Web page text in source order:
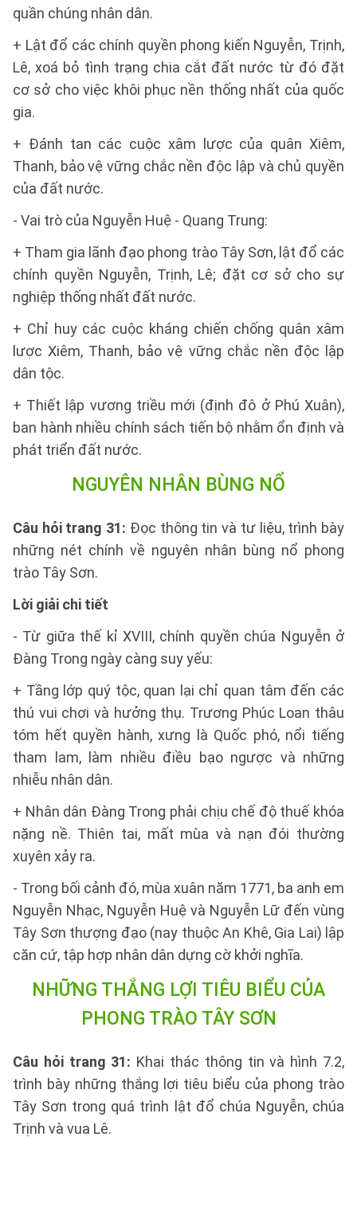
quần chúng nhân dân.
+ Lật đổ các chính quyền phong kiến Nguyễn, Trịnh,
Lê, xoá bỏ tình trạng chia cắt đất nước từ đó đặt
cơ sở cho việc khôi phục nền thống nhất của quốc
gia.
+ Đánh tan các cuộc xâm lược của quân Xiêm,
Thanh, bảo vệ vững chắc nền độc lập và chủ quyền
của đất nước.
- Vai trò của Nguyễn Huệ - Quang Trung:
+ Tham gia lãnh đạo phong trào Tây Sơn, lật đổ các
chính quyền Nguyễn, Trịnh, Lê; đặt cơ sở cho sự
nghiệp thống nhất đất nước.
+ Chỉ huy các cuộc kháng chiến chống quân xâm
lược Xiêm, Thanh, bảo vệ vững chắc nền độc lập
dân tộc.
+ Thiết lập vương triều mới (định đô ở Phú Xuân),
ban hành nhiều chính sách tiến bộ nhằm ổn định và
phát triển đất nước.
NGUYÊN NHÂN BÙNG NỔ
Câu hỏi trang 31: Đọc thông tin và tư liệu, trình bày
những nét chính về nguyên nhân bùng nổ phong
trào Tây Sơn.
Lời giải chi tiết
- Từ giữa thế kỉ XVIII, chính quyền chúa Nguyễn ở
Đàng Trong ngày càng suy yếu:
+ Tầng lớp quý tộc, quan lại chỉ quan tâm đến các
thú vui chơi và hưởng thụ. Trương Phúc Loan thâu
tóm hết quyền hành, xưng là Quốc phó, nổi tiếng
tham lam, làm nhiều điều bạo ngược và những
nhiễu nhân dân.
+ Nhân dân Đàng Trong phải chịu chế độ thuế khóa
nặng nề. Thiên tai, mất mùa và nạn đói thường
xuyên xảy ra.
- Trong bối cảnh đó, mùa xuân năm 1771, ba anh em
Nguyễn Nhạc, Nguyễn Huệ và Nguyễn Lữ đến vùng
Tây Sơn thượng đạo (nay thuộc An Khê, Gia Lai) lập
căn cứ, tập hợp nhân dân dựng cờ khởi nghĩa.
NHỮNG THẮNG LỢI TIÊU BIỂU CỦA
PHONG TRÀO TÂY SƠN
Câu hỏi trang 31: Khai thác thông tin và hình 7.2,
trình bày những thắng lợi tiêu biểu của phong trào
Tây Sơn trong quá trình lật đổ chúa Nguyễn, chúa
Trịnh và vua Lê.